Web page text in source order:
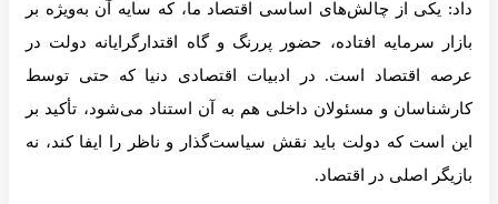
داد: یکی از چالش‌های اساسی اقتصاد ما، که سایه آن به‌ویژه بر
بازار سرمایه افتاده، حضور پررنگ و گاه اقتدارگرایانه دولت در
عرصه اقتصاد است. در ادبیات اقتصادی دنیا که حتی توسط
کارشناسان و مسئولان داخلی هم به آن استناد می‌شود، تأکید بر
این است که دولت باید نقش سیاست‌گذار و ناظر را ایفا کند، نه
بازیگر اصلی در اقتصاد.